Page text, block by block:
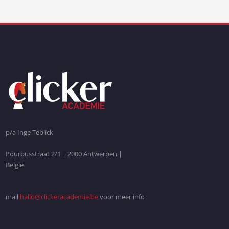
p/a Inge Teblick
Pourbusstraat 2/1 | 2000 Antwerpen |
België
mail hallo@clickeracademie.bevoor meer info